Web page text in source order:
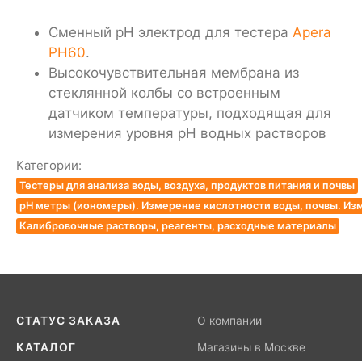
Сменный pH электрод для тестера Apera
PH60.
Высокочувствительная мембрана из
стеклянной колбы со встроенным
датчиком температуры, подходящая для
измерения уровня pH водных растворов
Категории:
Тестеры для анализа воды, воздуха, продуктов питания и почвы
pH метры (иономеры). Измерение кислотности воды, почвы.
Калибровочные растворы, реагенты, расходные материалы
СТАТУС ЗАКАЗА
КАТАЛОГ
О компании
Магазины в Москве